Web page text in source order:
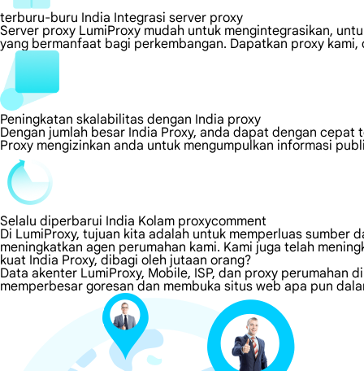
terburu-buru India Integrasi server proxy
Server proxy LumiProxy mudah untuk mengintegrasikan,
yang bermanfaat bagi perkembangan. Dapatkan proxy
Peningkatan skalabilitas dengan India proxy
Dengan jumlah besar India Proxy, anda dapat dengan
Proxy mengizinkan anda untuk mengumpulkan informasi
Selalu diperbarui India Kolam proxycomment
Di LumiProxy, tujuan kita adalah untuk memperluas sumber
meningkatkan agen perumahan kami. Kami juga telah
kuat India Proxy, dibagi oleh jutaan orang?
Data akenter LumiProxy, Mobile, ISP, dan proxy
memperbesar goresan dan membuka situs web apa pun